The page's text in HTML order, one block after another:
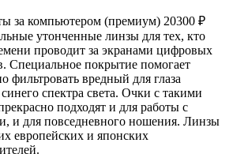
за компьютером (премиум) 20300 ₽
утонченные линзы для тех, кто
проводит за экранами цифровых
Специальное покрытие помогает
фильтровать вредный для глаза
спектра света. Очки с такими
подходят и для работы с
и для повседневного ношения. Линзы
европейских и японских